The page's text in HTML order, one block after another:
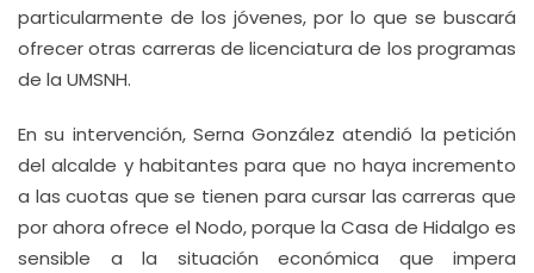
particularmente de los jóvenes, por lo que se buscará
ofrecer otras carreras de licenciatura de los programas
de la UMSNH.
En su intervención, Serna González atendió la petición
del alcalde y habitantes para que no haya incremento
a las cuotas que se tienen para cursar las carreras que
por ahora ofrece el Nodo, porque la Casa de Hidalgo es
sensible a la situación económica que impera